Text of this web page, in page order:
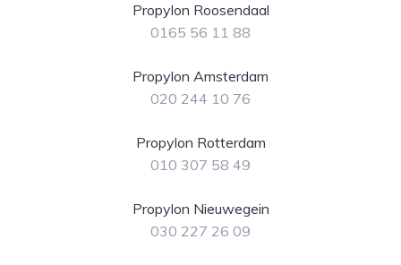
Propylon Roosendaal
0165 56 11 88
Propylon Amsterdam
020 244 10 76
Propylon Rotterdam
010 307 58 49
Propylon Nieuwegein
030 227 26 09